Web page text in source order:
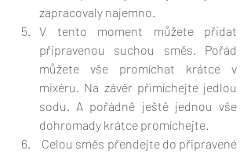
zapracovaly najemno.
V tento moment můžete přidat
připravenou suchou směs. Pořád
můžete vše promíchat krátce v
mixéru. Na závěr přimíchejte jedlou
sodu. A pořádně ještě jednou vše
dohromady krátce promíchejte.